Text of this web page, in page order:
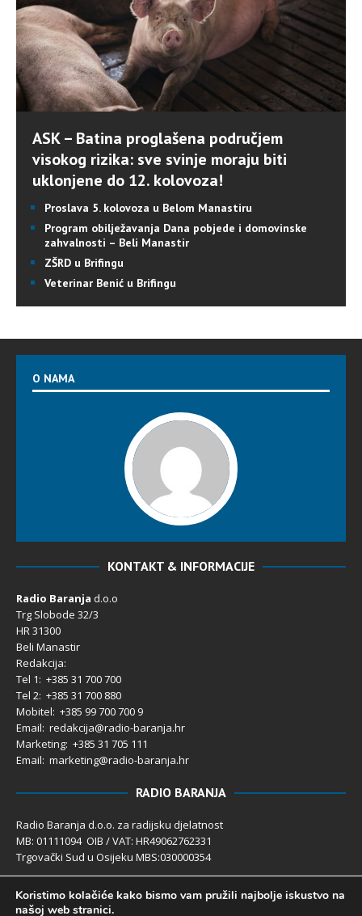
ASK – Batina proglašena područjem
visokog rizika: sve svinje moraju biti
uklonjene do 12. kolovoza!
Proslava 5. kolovoza u Belom Manastiru
Program obilježavanja Dana pobjede i domovinske
zahvalnosti – Beli Manastir
ZŠRD u Brifingu
Veterinar Benić u Brifingu
O NAMA
KONTAKT & INFORMACIJE
Radio Baranja d.o.o
Trg Slobode 32/3
HR 31300
Beli Manastir
Redakcija:
Tel 1: +385 31 700 700
Tel 2: +385 31 700 880
Mobitel: +385 99 700 700 9
Email: redakcija@radio-baranja.hr
Marketing: +385 31 705 111
Email: marketing@radio-baranja.hr
RADIO BARANJA
Radio Baranja d.o.o. za radijsku djelatnost
MB: 01111094 OIB / VAT: HR49062762331
Trgovački Sud u Osijeku MBS:030000354
Temeljni kapital 2.600,00 € uplaćen u cijelosti
Poslovni račun PBZ: 2340009-1100121402
Koristimo kolačiće kako bismo vam pružili najbolje iskustvo na
našoj web stranici.